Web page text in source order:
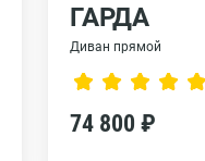
ГАРДА
Диван прямой
74 800 ₽